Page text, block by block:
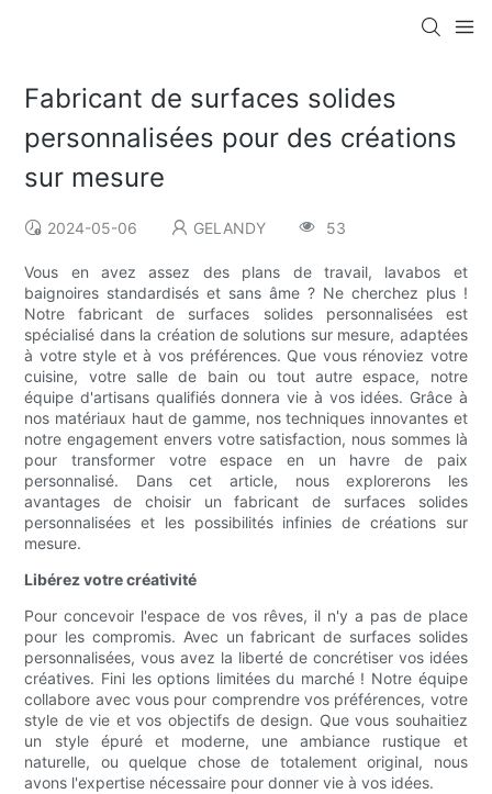
Fabricant de surfaces solides
personnalisées pour des créations
sur mesure
2024-05-06 GELANDY 53
Vous en avez assez des plans de travail, lavabos et
baignoires standardisés et sans âme ? Ne cherchez plus !
Notre fabricant de surfaces solides personnalisées est
spécialisé dans la création de solutions sur mesure, adaptées
à votre style et à vos préférences. Que vous rénoviez votre
cuisine, votre salle de bain ou tout autre espace, notre
équipe d'artisans qualifiés donnera vie à vos idées. Grâce à
nos matériaux haut de gamme, nos techniques innovantes et
notre engagement envers votre satisfaction, nous sommes là
pour transformer votre espace en un havre de paix
personnalisé. Dans cet article, nous explorerons les
avantages de choisir un fabricant de surfaces solides
personnalisées et les possibilités infinies de créations sur
mesure.
Libérez votre créativité
Pour concevoir l'espace de vos rêves, il n'y a pas de place
pour les compromis. Avec un fabricant de surfaces solides
personnalisées, vous avez la liberté de concrétiser vos idées
créatives. Fini les options limitées du marché ! Notre équipe
collabore avec vous pour comprendre vos préférences, votre
style de vie et vos objectifs de design. Que vous souhaitiez
un style épuré et moderne, une ambiance rustique et
naturelle, ou quelque chose de totalement original, nous
avons l'expertise nécessaire pour donner vie à vos idées.